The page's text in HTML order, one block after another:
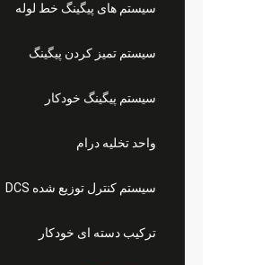
سیستم های پیگینگ خط لوله
سیستم تمیز کردن پیگینگ
سیستم پیگینگ خودکار
واحد تخلیه درام
سیستم کنترل توزیع شده DCS
ترکیب دسته ای خودکار